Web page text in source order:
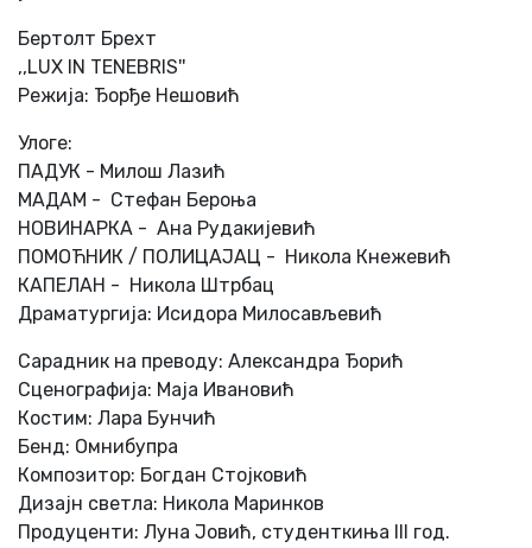
Бертолт Брехт
,,LUX IN TENEBRIS''
Режија: Ђорђе Нешовић
Улоге:
ПАДУК - Милош Лазић
МАДАМ - Стефан Бероња
НОВИНАРКА - Ана Рудакијевић
ПОМОЋНИК / ПОЛИЦАЈАЦ - Никола Кнежевић
КАПЕЛАН - Никола Штрбац
Драматургија: Исидора Милосављевић
Сарадник на преводу: Александра Ђорић
Сценографија: Маја Ивановић
Костим: Лара Бунчић
Бенд: Омнибупра
Композитор: Богдан Стојковић
Дизајн светла: Никола Маринков
Продуценти: Луна Јовић, студенткиња III год.